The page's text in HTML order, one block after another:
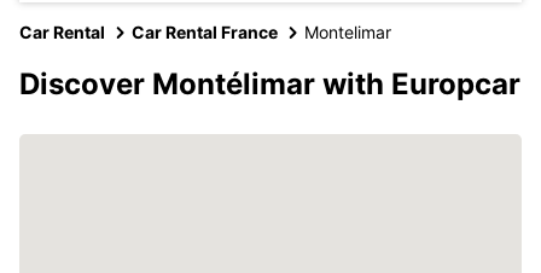
Car Rental Car Rental France Montelimar
Discover Montélimar with Europcar